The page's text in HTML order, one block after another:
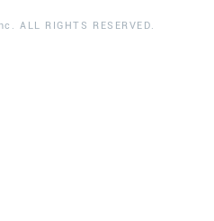
ALL RIGHTS RESERVED.